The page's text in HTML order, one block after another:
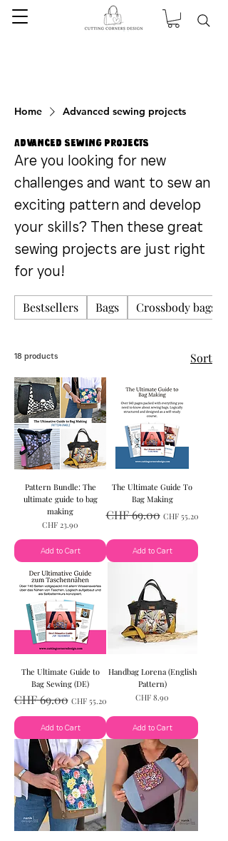
Home Advanced sewing projects
Advanced sewing projects
Are you looking for new
challenges and want to sew an
exciting pattern and develop
your skills? Then these great
sewing projects are just right
for you!
Bestsellers Bags Crossbody bags
18 products Sort
Pattern Bundle: The
ultimate guide to bag
making
Price
CHF 23.90
Add to Cart
The Ultimate Guide To
Bag Making
Regular Price
CHF 69.00 Sale Price
CHF 55.20
Add to Cart
The Ultimate Guide to
Bag Sewing (DE)
Regular Price
CHF 69.00 Sale Price
CHF 55.20
Add to Cart
Handbag Lorena (English
Pattern)
Price
CHF 8.90
Add to Cart